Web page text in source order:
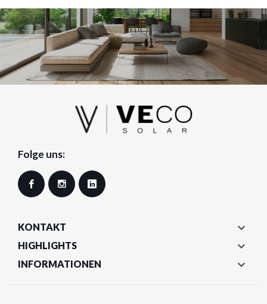
Folge uns:
Facebook Instagram
KONTAKT 
HIGHLIGHTS 
INFORMATIONEN 